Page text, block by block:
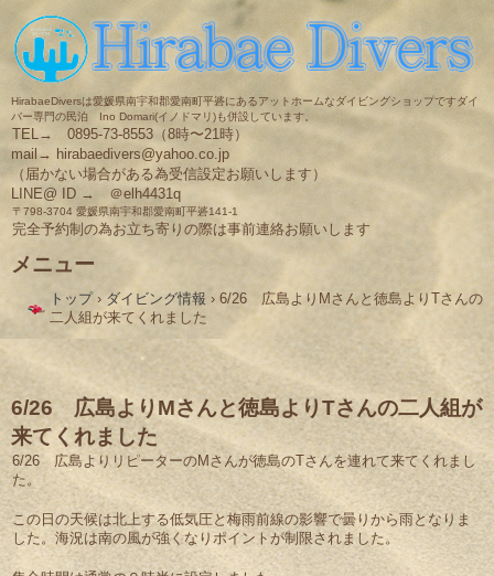
HirabaeDiversは愛媛県南宇和郡愛南町平碆にあるアットホームなダイビングショップですダイ
バー専門の民泊 Ino Domari(イノドマリ)も併設しています。
TEL→ 0895-73-8553（8時〜21時）
mail→ hirabaedivers@yahoo.co.jp
（届かない場合がある為受信設定お願いします）
LINE@ ID → ＠elh4431q
〒798-3704 愛媛県南宇和郡愛南町平碆141-1
完全予約制の為お立ち寄りの際は事前連絡お願いします
メニュー
ン
ス
キ
ッ
プ
トップ › ダイビング情報 › 6/26 広島よりMさんと徳島よりTさんの
二人組が来てくれました
6/26 広島よりMさんと徳島よりTさんの二人組が
来てくれました
6/26 広島よりリピーターのMさんが徳島のTさんを連れて来てくれまし
た。
この日の天候は北上する低気圧と梅雨前線の影響で曇りから雨となりま
した。海況は南の風が強くなりポイントが制限されました。